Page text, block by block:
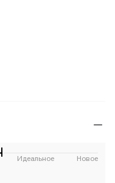
Идеальное Новое